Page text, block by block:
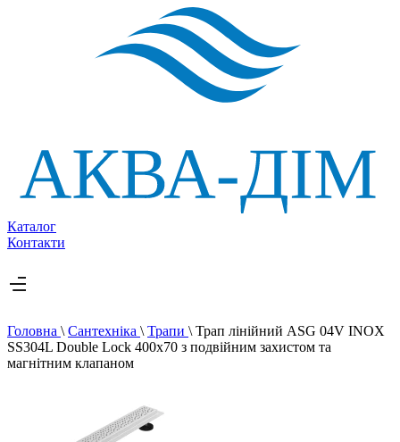
Каталог
Контакти
Головна \ Сантехніка \ Трапи \ Трап лінійний ASG 04V INOX
SS304L Double Lock 400х70 з подвійним захистом та
магнітним клапаном